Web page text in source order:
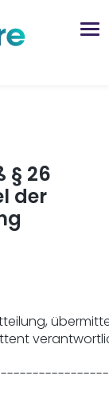
§ 26
der